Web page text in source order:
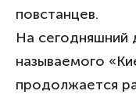
повстанцев.
На сегодняшний
называемого
продолжается